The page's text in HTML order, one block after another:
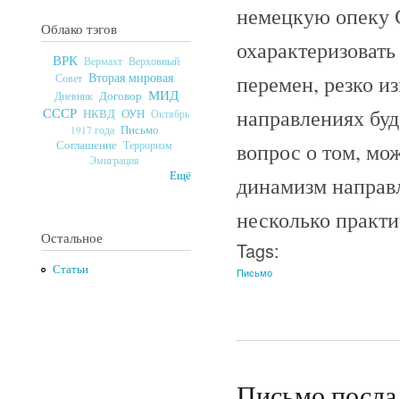
Облако тэгов
ВРК Вермахт Верховный
Совет Вторая мировая
Дневник Договор МИД
СССР НКВД ОУН Октябрь
1917 года Письмо
Соглашение Терроризм
Эмиграция
Ещё
Остальное
Статьи
немецкую опеку
перемен, резко
направлениях
вопрос о том,
динамизм
несколько
Tags:
Письмо